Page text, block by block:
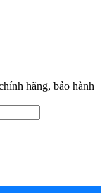
hãng, bảo hành